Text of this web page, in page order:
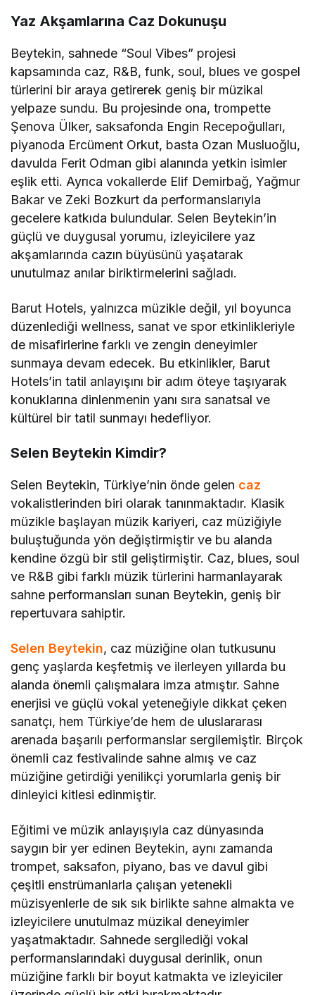
Yaz Akşamlarına Caz Dokunuşu
Beytekin, sahnede “Soul Vibes” projesi
kapsamında caz, R&B, funk, soul, blues ve gospel
türlerini bir araya getirerek geniş bir müzikal
yelpaze sundu. Bu projesinde ona, trompette
Şenova Ülker, saksafonda Engin Recepoğulları,
piyanoda Ercüment Orkut, basta Ozan Musluoğlu,
davulda Ferit Odman gibi alanında yetkin isimler
eşlik etti. Ayrıca vokallerde Elif Demirbağ, Yağmur
Bakar ve Zeki Bozkurt da performanslarıyla
gecelere katkıda bulundular. Selen Beytekin’in
güçlü ve duygusal yorumu, izleyicilere yaz
akşamlarında cazın büyüsünü yaşatarak
unutulmaz anılar biriktirmelerini sağladı.
Barut Hotels, yalnızca müzikle değil, yıl boyunca
düzenlediği wellness, sanat ve spor etkinlikleriyle
de misafirlerine farklı ve zengin deneyimler
sunmaya devam edecek. Bu etkinlikler, Barut
Hotels’in tatil anlayışını bir adım öteye taşıyarak
konuklarına dinlenmenin yanı sıra sanatsal ve
kültürel bir tatil sunmayı hedefliyor.
Selen Beytekin Kimdir?
Selen Beytekin, Türkiye’nin önde gelen caz
vokalistlerinden biri olarak tanınmaktadır. Klasik
müzikle başlayan müzik kariyeri, caz müziğiyle
buluştuğunda yön değiştirmiştir ve bu alanda
kendine özgü bir stil geliştirmiştir. Caz, blues, soul
ve R&B gibi farklı müzik türlerini harmanlayarak
sahne performansları sunan Beytekin, geniş bir
repertuvara sahiptir.
Selen Beytekin, caz müziğine olan tutkusunu
genç yaşlarda keşfetmiş ve ilerleyen yıllarda bu
alanda önemli çalışmalara imza atmıştır. Sahne
enerjisi ve güçlü vokal yeteneğiyle dikkat çeken
sanatçı, hem Türkiye’de hem de uluslararası
arenada başarılı performanslar sergilemiştir. Birçok
önemli caz festivalinde sahne almış ve caz
müziğine getirdiği yenilikçi yorumlarla geniş bir
dinleyici kitlesi edinmiştir.
Eğitimi ve müzik anlayışıyla caz dünyasında
saygın bir yer edinen Beytekin, aynı zamanda
trompet, saksafon, piyano, bas ve davul gibi
çeşitli enstrümanlarla çalışan yetenekli
müzisyenlerle de sık sık birlikte sahne almakta ve
izleyicilere unutulmaz müzikal deneyimler
yaşatmaktadır. Sahnede sergilediği vokal
performanslarındaki duygusal derinlik, onun
müziğine farklı bir boyut katmakta ve izleyiciler